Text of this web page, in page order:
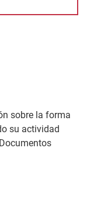
sobre la forma
su actividad